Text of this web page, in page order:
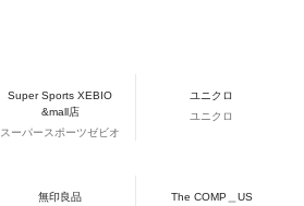
Super Sports XEBIO
&mall店
スーパースポーツゼビオ
ユニクロ
ユニクロ
無印良品
The COMP＿US